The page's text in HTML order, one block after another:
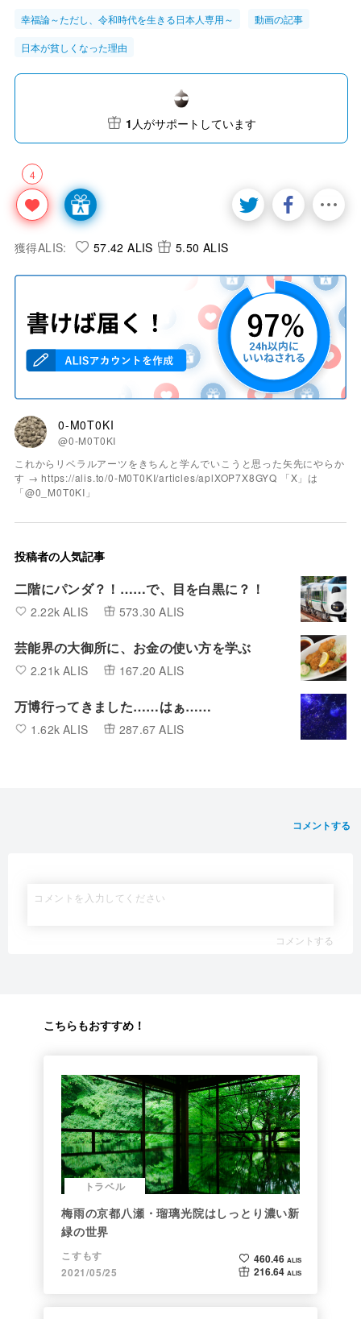
幸福論～ただし、令和時代を生きる日本人専用～ 動画の記事
日本が貧しくなった理由
4
1 人がサポートしています
獲得ALIS: 57.42 ALIS 5.50 ALIS
0-M0T0KI
@0-M0T0KI
これからリベラルアーツをきちんと学んでいこうと思った矢先にやらか
す → https://alis.to/0-M0T0KI/articles/aplXOP7X8GYQ 「X」は
「@0_M0T0KI」
投稿者の人気記事
二階にパンダ？！……で、目を白黒に？！
2.22k ALIS 573.30 ALIS
芸能界の大御所に、お金の使い方を学ぶ
2.21k ALIS 167.20 ALIS
万博行ってきました……はぁ……
1.62k ALIS 287.67 ALIS
コメントする
コメントする
こちらもおすすめ！
トラベル
梅雨の京都八瀬・瑠璃光院はしっとり濃い新
緑の世界
こすもす
2021/05/25
460.46 ALIS
216.64 ALIS